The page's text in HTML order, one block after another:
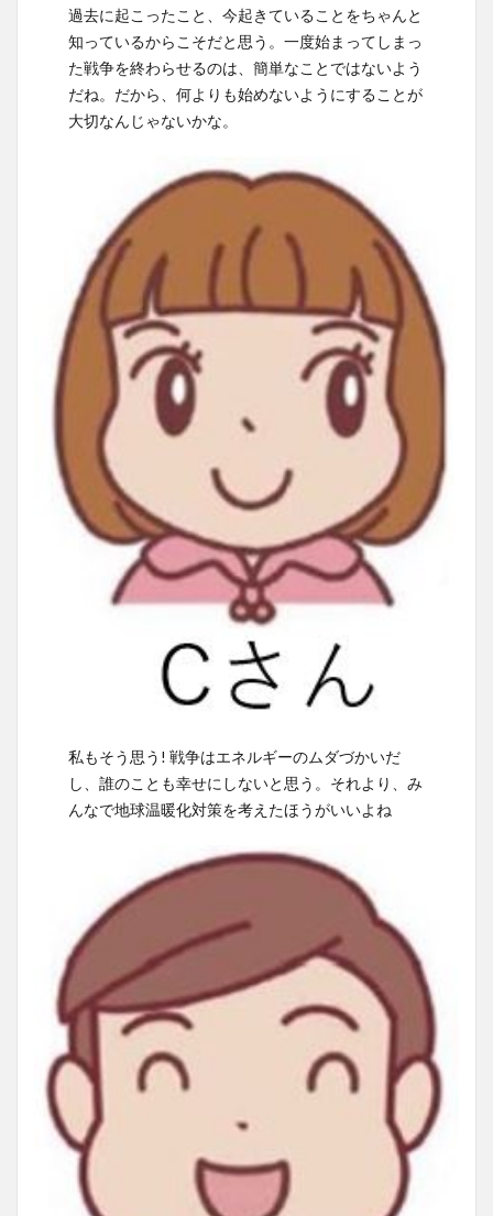
過去に起こったこと、今起きていることをちゃんと
知っているからこそだと思う。一度始まってしまっ
た戦争を終わらせるのは、簡単なことではないよう
だね。だから、何よりも始めないようにすることが
大切なんじゃないかな。
私もそう思う! 戦争はエネルギーのムダづかいだ
し、誰のことも幸せにしないと思う。それより、み
んなで地球温暖化対策を考えたほうがいいよね